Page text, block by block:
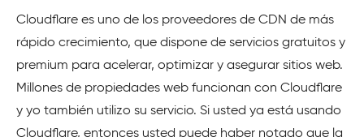
Cloudflare es uno de los proveedores de CDN de más
rápido crecimiento, que dispone de servicios gratuitos y
premium para acelerar, optimizar y asegurar sitios web.
Millones de propiedades web funcionan con Cloudflare
y yo también utilizo su servicio. Si usted ya está usando
Cloudflare, entonces usted puede haber notado que la